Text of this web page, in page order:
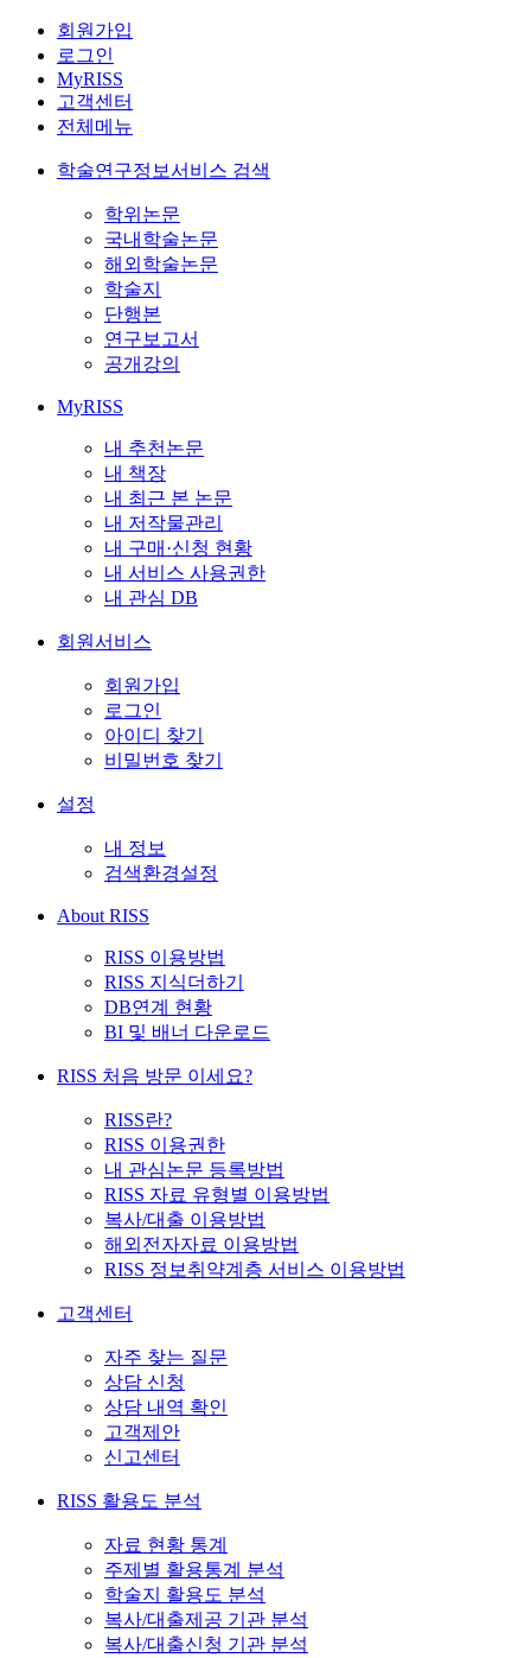
회원가입
로그인
MyRISS
고객센터
전체메뉴
학술연구정보서비스 검색
학위논문
국내학술논문
해외학술논문
학술지
단행본
연구보고서
공개강의
MyRISS
내 추천논문
내 책장
내 최근 본 논문
내 저작물관리
내 구매·신청 현황
내 서비스 사용권한
내 관심 DB
회원서비스
회원가입
로그인
아이디 찾기
비밀번호 찾기
설정
내 정보
검색환경설정
About RISS
RISS 이용방법
RISS 지식더하기
DB연계 현황
BI 및 배너 다운로드
RISS 처음 방문 이세요?
RISS란?
RISS 이용권한
내 관심논문 등록방법
RISS 자료 유형별 이용방법
복사/대출 이용방법
해외전자자료 이용방법
RISS 정보취약계층 서비스 이용방법
고객센터
자주 찾는 질문
상담 신청
상담 내역 확인
고객제안
신고센터
RISS 활용도 분석
자료 현황 통계
주제별 활용통계 분석
학술지 활용도 분석
복사/대출제공 기관 분석
복사/대출신청 기관 분석